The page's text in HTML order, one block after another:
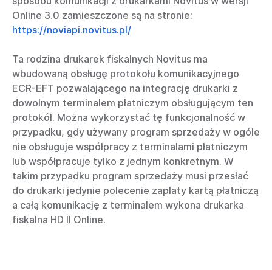
Online 3.0 zamieszczone są na stronie:
https://noviapi.novitus.pl/
Ta rodzina drukarek fiskalnych Novitus ma
wbudowaną obsługę protokołu komunikacyjnego
ECR-EFT pozwalającego na integrację drukarki z
dowolnym terminalem płatniczym obsługującym ten
protokół. Można wykorzystać tę funkcjonalność w
przypadku, gdy używany program sprzedaży w ogóle
nie obsługuje współpracy z terminalami płatniczym
lub współpracuje tylko z jednym konkretnym. W
takim przypadku program sprzedaży musi przesłać
do drukarki jedynie polecenie zapłaty kartą płatniczą
a całą komunikację z terminalem wykona drukarka
fiskalna HD II Online.